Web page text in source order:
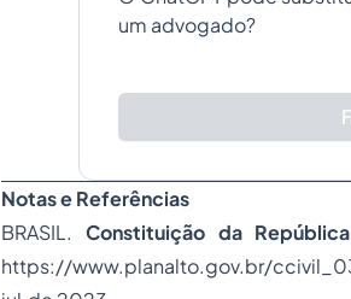
um advogado?
Notas e Referências
BRASIL. Constituição da
https://www.planalto.gov.br/